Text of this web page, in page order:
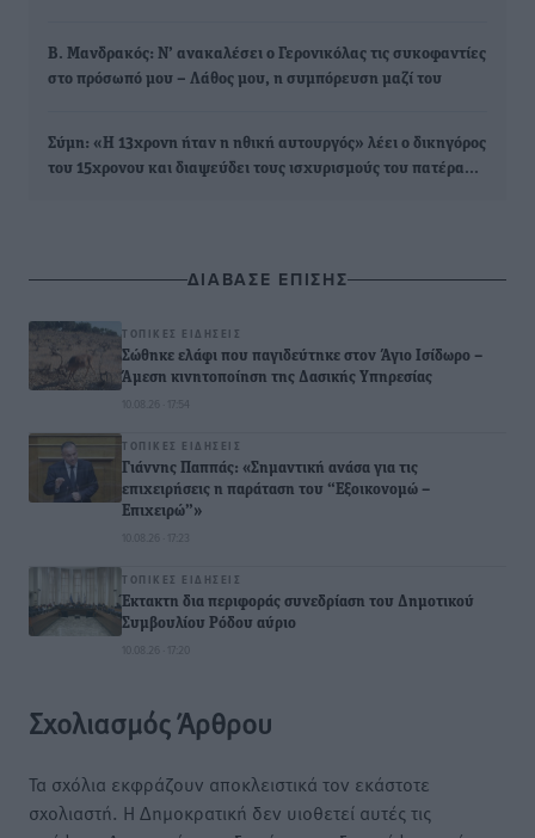
Β. Μανδρακός: Ν’ ανακαλέσει ο Γερονικόλας τις συκοφαντίες
στο πρόσωπό μου – Λάθος μου, η συμπόρευση μαζί του
Σύμη: «Η 13χρονη ήταν η ηθική αυτουργός» λέει ο δικηγόρος
του 15χρονου και διαψεύδει τους ισχυρισμούς του πατέρα…
ΔΙΑΒΑΣΕ ΕΠΙΣΗΣ
ΤΟΠΙΚΈΣ ΕΙΔΉΣΕΙΣ
Σώθηκε ελάφι που παγιδεύτηκε στον Άγιο Ισίδωρο –
Άμεση κινητοποίηση της Δασικής Υπηρεσίας
10.08.26 · 17:54
ΤΟΠΙΚΈΣ ΕΙΔΉΣΕΙΣ
Γιάννης Παππάς: «Σημαντική ανάσα για τις
επιχειρήσεις η παράταση του “Εξοικονομώ –
Επιχειρώ”»
10.08.26 · 17:23
ΤΟΠΙΚΈΣ ΕΙΔΉΣΕΙΣ
Έκτακτη δια περιφοράς συνεδρίαση του Δημοτικού
Συμβουλίου Ρόδου αύριο
10.08.26 · 17:20
Σχολιασμός Άρθρου
Τα σχόλια εκφράζουν αποκλειστικά τον εκάστοτε
σχολιαστή. Η Δημοκρατική δεν υιοθετεί αυτές τις